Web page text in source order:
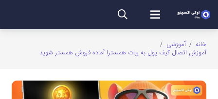
خانه / آموزشی /
آموزش اتصال کیف پول به ربات همستر! آماده فروش همستر شوید